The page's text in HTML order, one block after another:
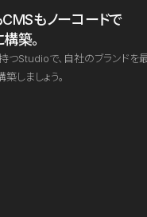
もノーコードで
築。
つStudioで、自社のブランドを
しましょう。